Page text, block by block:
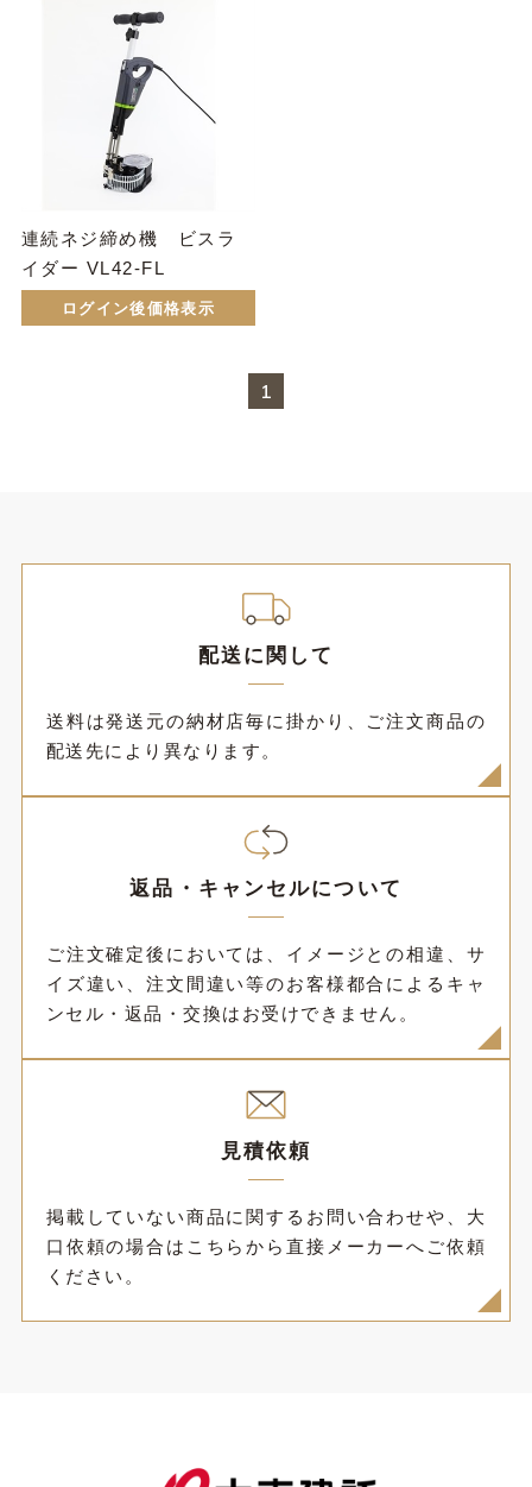
連続ネジ締め機 ビスラ
イダー VL42-FL
ログイン後価格表示
1
配送に関して
送料は発送元の納材店毎に掛かり、ご注文商品の
配送先により異なります。
返品・キャンセルについて
ご注文確定後においては、イメージとの相違、サ
イズ違い、注文間違い等のお客様都合によるキャ
ンセル・返品・交換はお受けできません。
見積依頼
掲載していない商品に関するお問い合わせや、大
口依頼の場合はこちらから直接メーカーへご依頼
ください。